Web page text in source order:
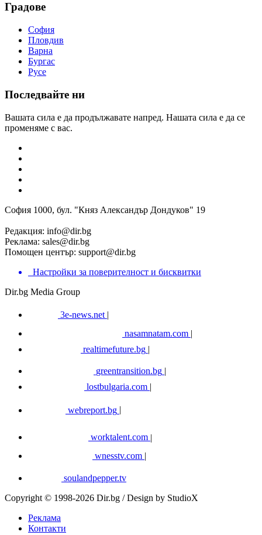
Градове
София
Пловдив
Варна
Бургас
Русе
Последвайте ни
Вашата сила е да продължавате напред. Нашата сила е да се
променяме с вас.
София 1000, бул. "Княз Александър Дондуков" 19
Редакция: info@dir.bg
Реклама: sales@dir.bg
Помощен център: support@dir.bg
Настройки за поверителност и бисквитки
Dir.bg Media Group
3e-news.net |
nasamnatam.com |
realtimefuture.bg |
greentransition.bg |
lostbulgaria.com |
webreport.bg
worktalent.com |
wnesstv.com |
soulandpepper.tv
Copyright © 1998-2026 Dir.bg / Design by StudioX
Реклама
Контакти